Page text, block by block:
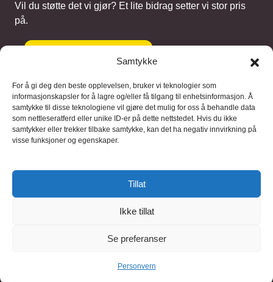
Samtykke
For å gi deg den beste opplevelsen, bruker vi teknologier som
informasjonskapsler for å lagre og/eller få tilgang til enhetsinformasjon. Å
samtykke til disse teknologiene vil gjøre det mulig for oss å behandle data
som nettleseratferd eller unike ID-er på dette nettstedet. Hvis du ikke
samtykker eller trekker tilbake samtykke, kan det ha negativ innvirkning på
visse funksjoner og egenskaper.
Tillat
Ikke tillat
Se preferanser
Personvern
Vil du støtte det vi gjør? Et lite bidrag setter vi stor pris
på.
Gi et bidrag
Samarbeidspartnere
Blaaregn – digitale tjenester